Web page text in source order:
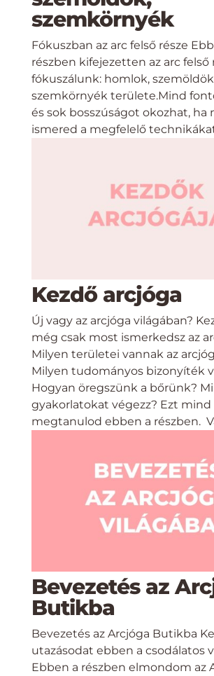
szemkörnyék
Fókuszban az arc felső része
részben kifejezetten az arc felső
fókuszálunk: homlok,
szemkörnyék területe.Mind
és sok bosszúságot okozhat, ha
ismered a megfelelő
Kezdő arcjóga
Új vagy az arcjóga világában?
még csak most ismerkedsz az
Milyen területei vannak az
Milyen tudományos bizonyíték
Hogyan öregszünk a bőrünk?
gyakorlatokat végezz? Ezt mind
megtanulod ebben a részben.
Bevezetés az
Butikba
Bevezetés az Arcjóga Butikba
utazásodat ebben a csodálatos
Ebben a részben elmondom az